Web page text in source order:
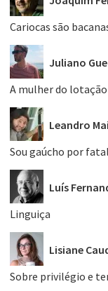
Cariocas são
Juliano
A mulher do lotação
Leandro
Sou gaúcho por
Luís
Linguiça
Lisiane
Sobre privilégio e